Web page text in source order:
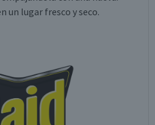
un lugar fresco y seco.